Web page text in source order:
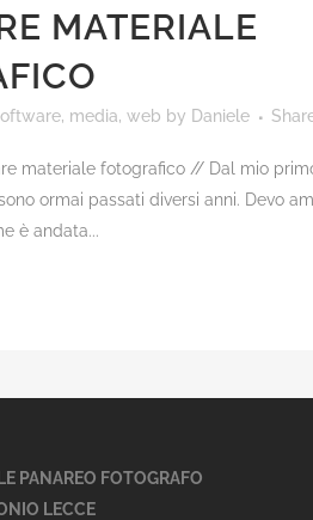
MATERIALE
media, web by Daniele
materiale fotografico // Dal mio
ormai passati diversi anni. Devo
è andata...
PANAREO FOTOGRAFO
LECCE